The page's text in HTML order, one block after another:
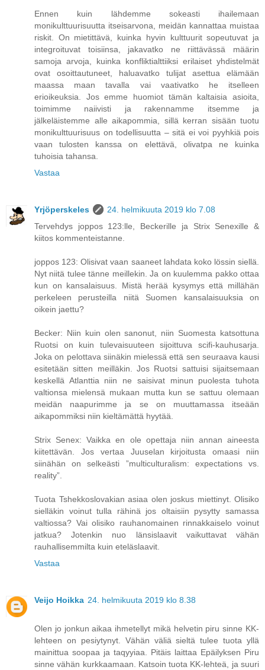
Ennen kuin lähdemme sokeasti ihailemaan
monikulttuurisuutta itseisarvona, meidän kannattaa muistaa
riskit. On mietittävä, kuinka hyvin kulttuurit sopeutuvat ja
integroituvat toisiinsa, jakavatko ne riittävässä määrin
samoja arvoja, kuinka konfliktialttiiksi erilaiset yhdistelmät
ovat osoittautuneet, haluavatko tulijat asettua elämään
maassa maan tavalla vai vaativatko he itselleen
erioikeuksia. Jos emme huomiot tämän kaltaisia asioita,
toimimme naiivisti ja rakennamme itsemme ja
jälkeläistemme alle aikapommia, sillä kerran sisään tuotu
monikulttuurisuus on todellisuutta – sitä ei voi pyyhkiä pois
vaan tulosten kanssa on elettävä, olivatpa ne kuinka
tuhoisia tahansa.
Vastaa
Yrjöperskeles
24. helmikuuta 2019 klo 7.08
Tervehdys joppos 123:lle, Beckerille ja Strix Senexille &
kiitos kommenteistanne.
joppos 123: Olisivat vaan saaneet lahdata koko lössin siellä.
Nyt niitä tulee tänne meillekin. Ja on kuulemma pakko ottaa
kun on kansalaisuus. Mistä herää kysymys että millähän
perkeleen perusteilla niitä Suomen kansalaisuuksia on
oikein jaettu?
Becker: Niin kuin olen sanonut, niin Suomesta katsottuna
Ruotsi on kuin tulevaisuuteen sijoittuva scifi-kauhusarja.
Joka on pelottava siinäkin mielessä että sen seuraava kausi
esitetään sitten meilläkin. Jos Ruotsi sattuisi sijaitsemaan
keskellä Atlanttia niin ne saisivat minun puolesta tuhota
valtionsa mielensä mukaan mutta kun se sattuu olemaan
meidän naapurimme ja se on muuttamassa itseään
aikapommiksi niin kieltämättä hyytää.
Strix Senex: Vaikka en ole opettaja niin annan aineesta
kiitettävän. Jos vertaa Juuselan kirjoitusta omaasi niin
siinähän on selkeästi ”multiculturalism: expectations vs.
reality”.
Tuota Tshekkoslovakian asiaa olen joskus miettinyt. Olisiko
sielläkin voinut tulla rähinä jos oltaisiin pysytty samassa
valtiossa? Vai olisiko rauhanomainen rinnakkaiselo voinut
jatkua? Jotenkin nuo länsislaavit vaikuttavat vähän
rauhallisemmilta kuin eteläslaavit.
Vastaa
Veijo Hoikka 24. helmikuuta 2019 klo 8.38
Olen jo jonkun aikaa ihmetellyt mikä helvetin piru sinne KK-
lehteen on pesiytynyt. Vähän väliä sieltä tulee tuota yllä
mainittua soopaa ja taqyyiaa. Pitäis laittaa Epäilyksen Piru
sinne vähän kurkkaamaan. Katsoin tuota KK-lehteä, ja suuri